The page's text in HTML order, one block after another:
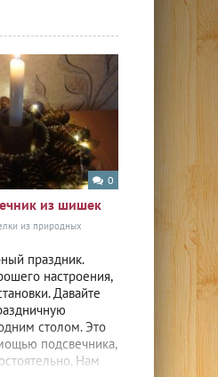
0
из шишек
из природных
праздник.
настроения,
Давайте
столом. Это
подсвечника,
Нам